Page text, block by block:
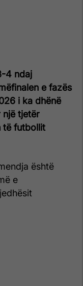
4 ndaj
e fazës
i ka dhënë
një tjetër
të futbollit
është
e